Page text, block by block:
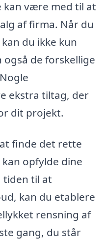
kan være med til at
af firma. Når du
du ikke kun
de forskellige
ekstra tiltag, der
dit projekt.
finde det rette
opfylde dine
tiden til at
kan du etablere
rensning af
gang, du står